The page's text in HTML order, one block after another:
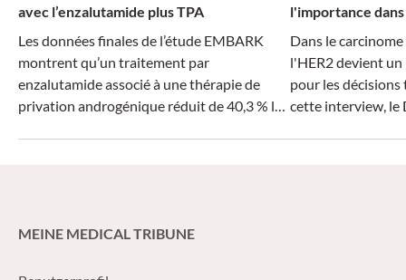
avec l’enzalutamide plus TPA
Les données finales de l’étude EMBARK
montrent qu’un traitement par
enzalutamide associé à une thérapie de
privation androgénique réduit de 40,3 % le
l'importance
Dans le
l'HER2 devient
pour les
cette interview, le
MEINE MEDICAL TRIBUNE